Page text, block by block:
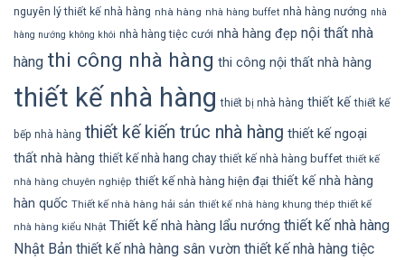
nguyên lý thiết kế nhà hàng nhà hàng nhà hàng buffet nhà hàng nướng nhà
hàng nướng không khói nhà hàng tiệc cưới nhà hàng đẹp nội thất nhà
hàng thi công nhà hàng thi công nội thất nhà hàng
thiết kế nhà hàng thiết bị nhà hàng thiết kế thiết kế
bếp nhà hàng thiết kế kiến trúc nhà hàng thiết kế ngoại
thất nhà hàng thiết kế nhà hang chay thiết kế nhà hàng buffet thiết kế
nhà hàng chuyên nghiệp thiết kế nhà hàng hiện đại thiết kế nhà hàng
hàn quốc Thiết kế nhà hàng hải sản thiết kế nhà hàng khung thép thiết kế
nhà hàng kiểu Nhật Thiết kế nhà hàng lẩu nướng thiết kế nhà hàng
Nhật Bản thiết kế nhà hàng sân vườn thiết kế nhà hàng tiệc